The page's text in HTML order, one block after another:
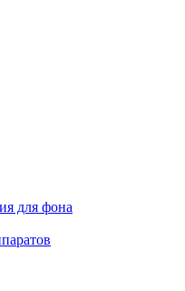
для фона